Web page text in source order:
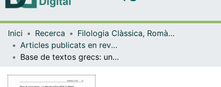
Navega per tot el DD
Inici Recerca
Filologia Clàssica, Romànica i Semítica
Articles publicats en revistes (Filologia Clàssica, Romànica i Semítica)
Base de textos grecs: una eina per a l'estudi de la sintaxi